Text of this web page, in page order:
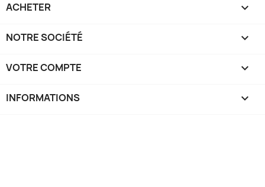
ACHETER 
NOTRE SOCIÉTÉ 
VOTRE COMPTE 
INFORMATIONS keyboard_arrow_down